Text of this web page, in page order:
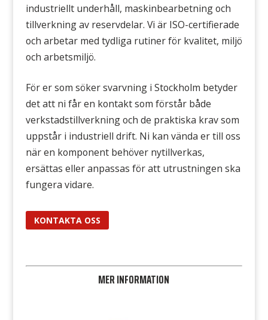
industriellt underhåll, maskinbearbetning och
tillverkning av reservdelar. Vi är ISO-certifierade
och arbetar med tydliga rutiner för kvalitet, miljö
och arbetsmiljö.
För er som söker svarvning i Stockholm betyder
det att ni får en kontakt som förstår både
verkstadstillverkning och de praktiska krav som
uppstår i industriell drift. Ni kan vända er till oss
när en komponent behöver nytillverkas,
ersättas eller anpassas för att utrustningen ska
fungera vidare.
KONTAKTA OSS
MER INFORMATION